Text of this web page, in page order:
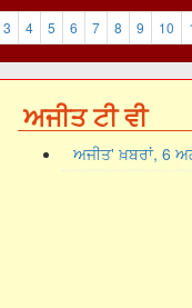
3 4 5 6 7 8 9 10
ਅਜੀਤ ਟੀ ਵੀ
ਅਜੀਤ' ਖ਼ਬਰਾਂ, 6